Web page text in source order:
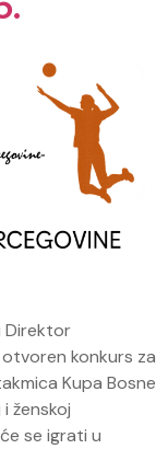
Direktor
konkurs za
Kupa Bosne
ženskoj
se igrati u